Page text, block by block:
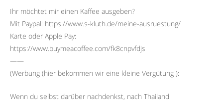
Ihr möchtet mir einen Kaffee ausgeben?
Mit Paypal: https://www.s-kluth.de/meine-ausruestung/
Karte oder Apple Pay:
https://www.buymeacoffee.com/fk8cnpvfdjs
——
(Werbung (hier bekommen wir eine kleine Vergütung ):
Wenn du selbst darüber nachdenkst, nach Thailand